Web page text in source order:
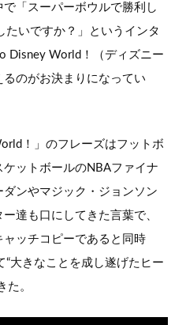
「スーパーボウルで勝利し
たいですか？」というインタ
Disney World！（ディズニー
のがお決まりになってい
！」のフレーズはフットボ
ットボールのNBAファイナ
ンやマジック・ジョンソン
達も口にしてきた言葉で、
ッチコピーであると同時
大きなことを成し遂げたヒー
た。